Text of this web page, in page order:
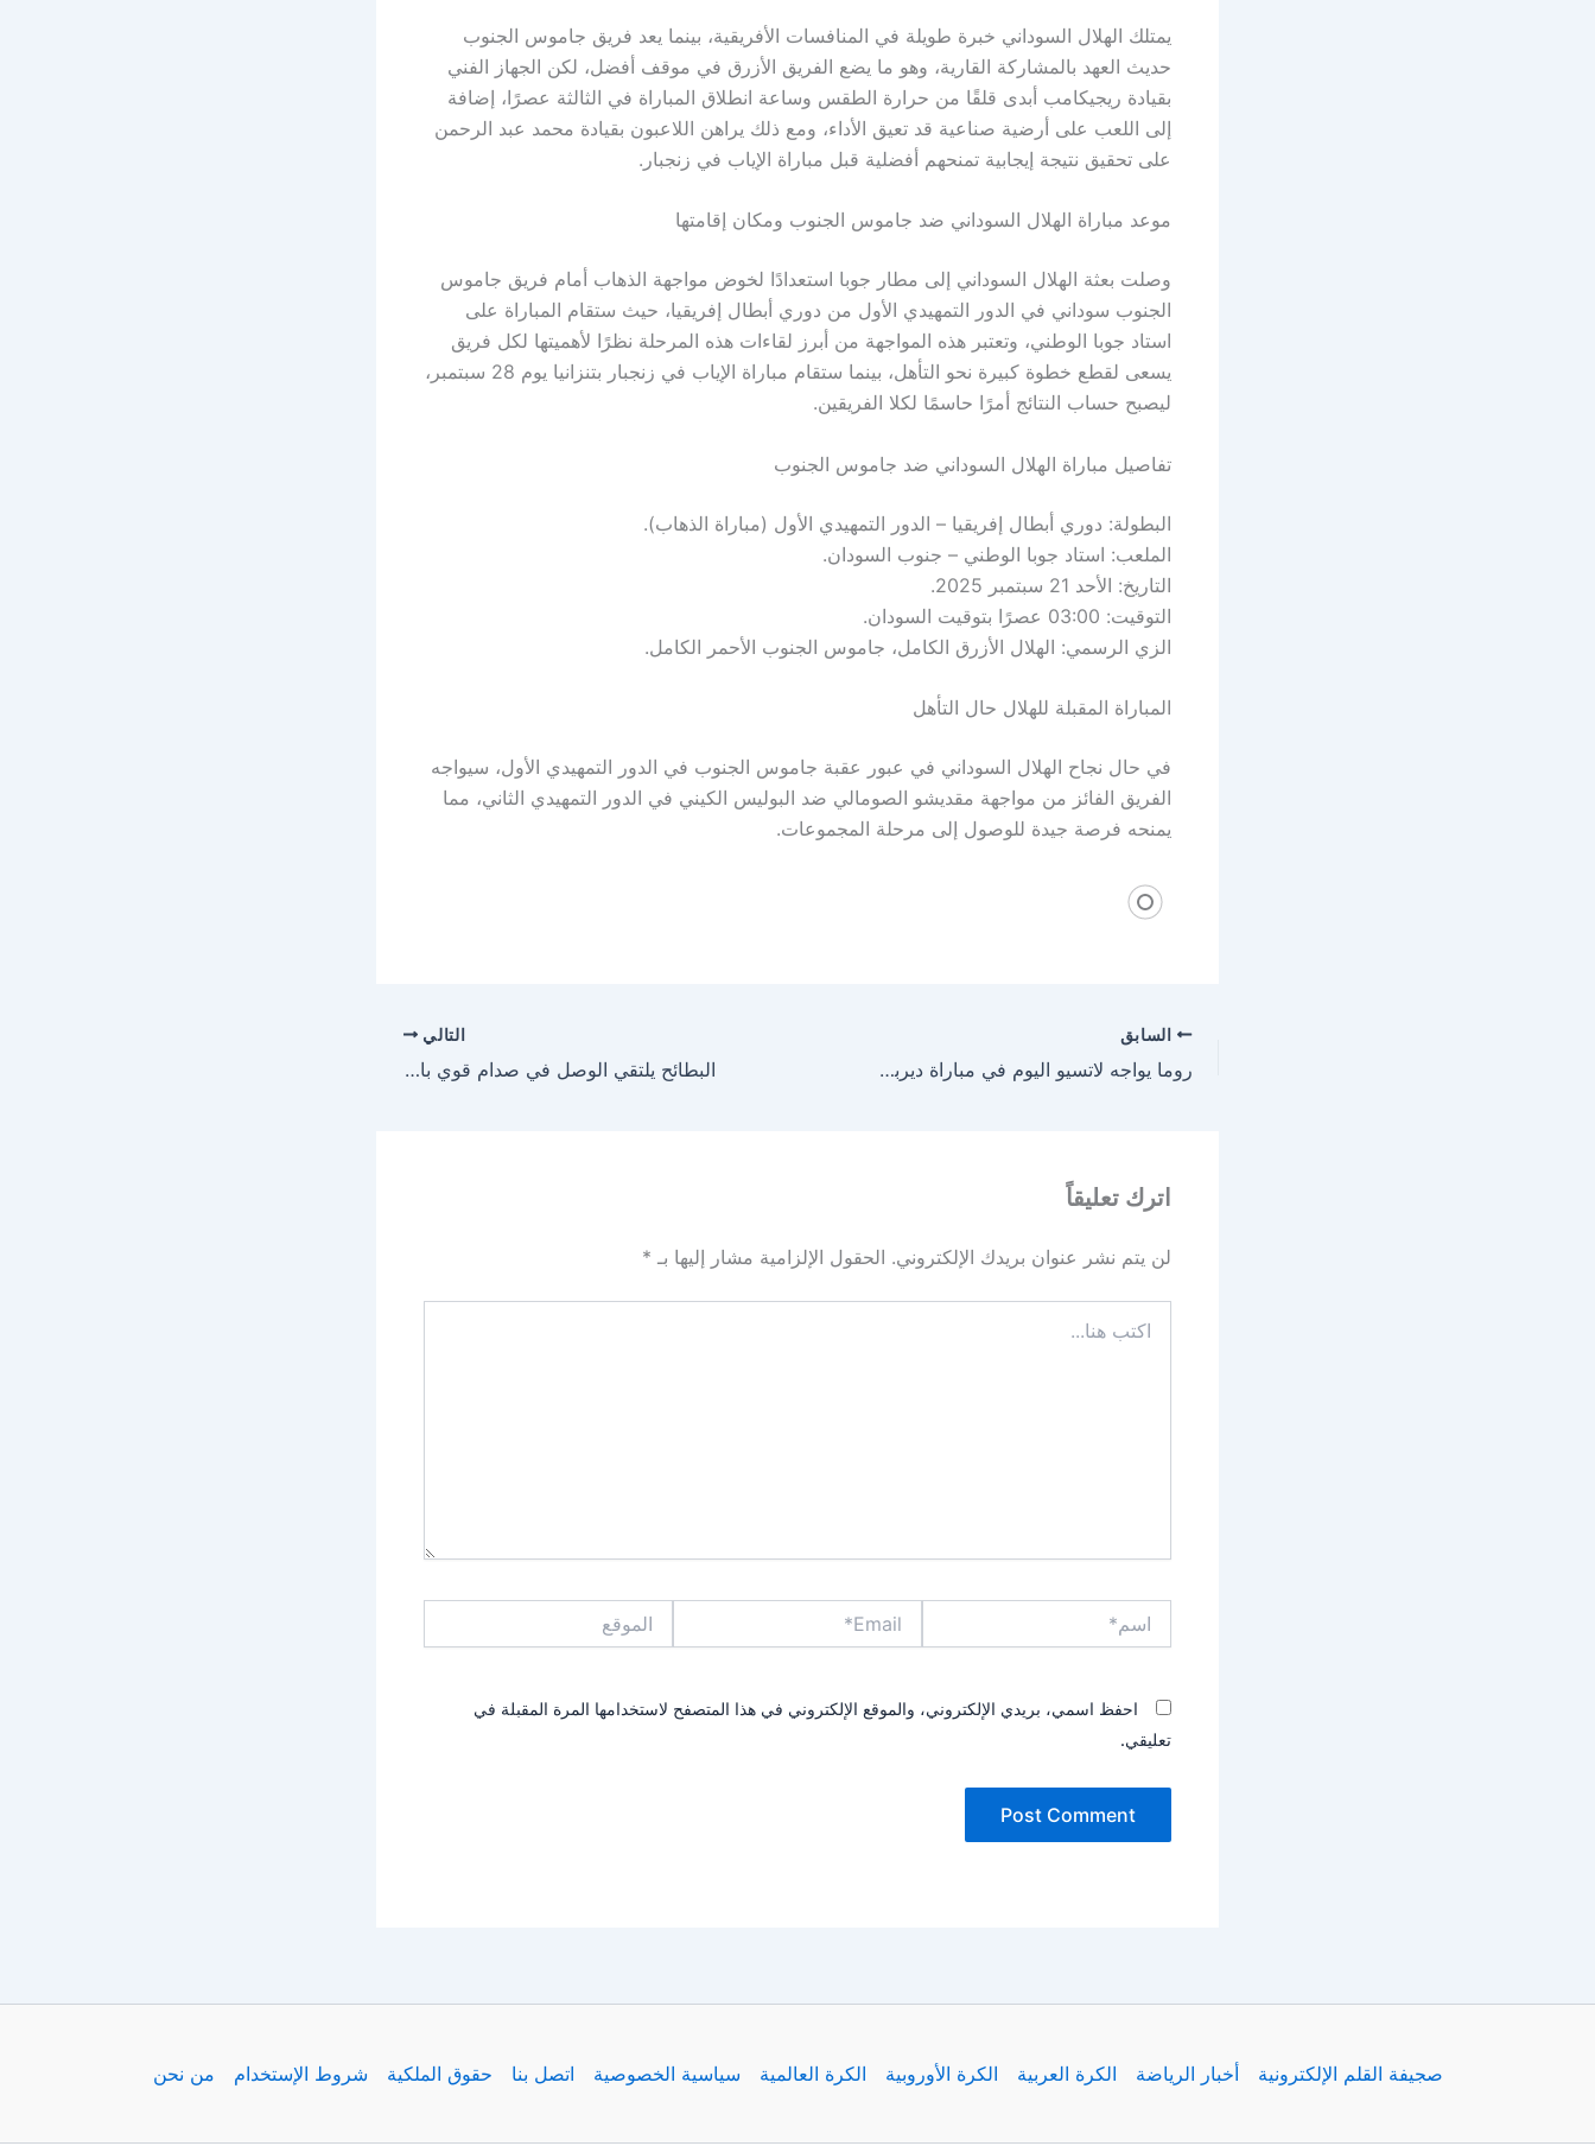
يمتلك الهلال السوداني خبرة طويلة في المنافسات الأفريقية، بينما يعد فريق جاموس الجنوب
حديث العهد بالمشاركة القارية، وهو ما يضع الفريق الأزرق في موقف أفضل، لكن الجهاز الفني
بقيادة ريجيكامب أبدى قلقًا من حرارة الطقس وساعة انطلاق المباراة في الثالثة عصرًا، إضافة
إلى اللعب على أرضية صناعية قد تعيق الأداء، ومع ذلك يراهن اللاعبون بقيادة محمد عبد الرحمن
على تحقيق نتيجة إيجابية تمنحهم أفضلية قبل مباراة الإياب في زنجبار.
موعد مباراة الهلال السوداني ضد جاموس الجنوب ومكان إقامتها
وصلت بعثة الهلال السوداني إلى مطار جوبا استعدادًا لخوض مواجهة الذهاب أمام فريق جاموس
الجنوب سوداني في الدور التمهيدي الأول من دوري أبطال إفريقيا، حيث ستقام المباراة على
استاد جوبا الوطني، وتعتبر هذه المواجهة من أبرز لقاءات هذه المرحلة نظرًا لأهميتها لكل فريق
يسعى لقطع خطوة كبيرة نحو التأهل، بينما ستقام مباراة الإياب في زنجبار بتنزانيا يوم 28 سبتمبر،
ليصبح حساب النتائج أمرًا حاسمًا لكلا الفريقين.
تفاصيل مباراة الهلال السوداني ضد جاموس الجنوب
البطولة: دوري أبطال إفريقيا – الدور التمهيدي الأول (مباراة الذهاب).
الملعب: استاد جوبا الوطني – جنوب السودان.
التاريخ: الأحد 21 سبتمبر 2025.
التوقيت: 03:00 عصرًا بتوقيت السودان.
الزي الرسمي: الهلال الأزرق الكامل، جاموس الجنوب الأحمر الكامل.
المباراة المقبلة للهلال حال التأهل
في حال نجاح الهلال السوداني في عبور عقبة جاموس الجنوب في الدور التمهيدي الأول، سيواجه
الفريق الفائز من مواجهة مقديشو الصومالي ضد البوليس الكيني في الدور التمهيدي الثاني، مما
يمنحه فرصة جيدة للوصول إلى مرحلة المجموعات.
السابق
روما يواجه لاتسيو اليوم في مباراة ديربي العاصمة بالدوري الإيطالي
التالي
البطائح يلتقي الوصل في صدام قوي بالجولة الرابعة من دوري أدنوك للمحترفين
اترك تعليقاً
لن يتم نشر عنوان بريدك الإلكتروني. الحقول الإلزامية مشار إليها بـ *
هنا...
احفظ اسمي، بريدي الإلكتروني، والموقع الإلكتروني في هذا المتصفح لاستخدامها المرة المقبلة في
تعليقي.
صجيفة القلم الإلكترونية أخبار الرياضة الكرة العربية الكرة الأوروبية الكرة العالمية سياسية الخصوصية اتصل بنا حقوق الملكية شروط الإستخدام من نحن